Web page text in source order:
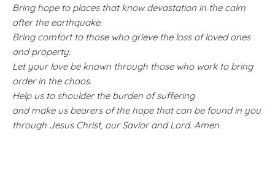
Bring hope to places that know devastation in the calm
after the earthquake.
Bring comfort to those who grieve the loss of loved ones
and property.
Let your love be known through those who work to bring
order in the chaos.
Help us to shoulder the burden of suffering
and make us bearers of the hope that can be found in you
through Jesus Christ, our Savior and Lord. Amen.